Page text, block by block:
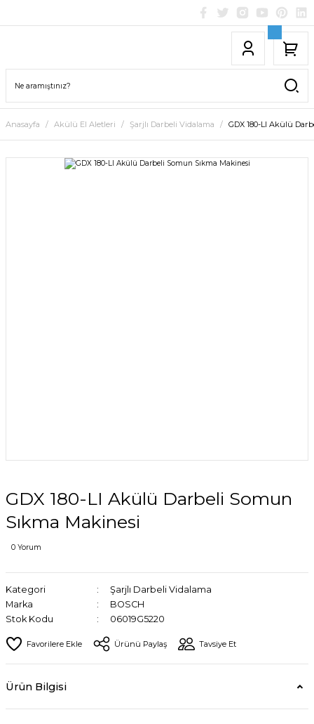
Anasayfa Akülü El Aletleri Şarjlı Darbeli Vidalama GDX 180-LI Akülü
GDX 180-LI Akülü Darbeli Somun
Sıkma Makinesi
0 Yorum
Kategori
Şarjlı Darbeli Vidalama
Marka
BOSCH
Stok Kodu
06019G5220
Ürünü Paylaş Tavsiye Et
Ürün Bilgisi